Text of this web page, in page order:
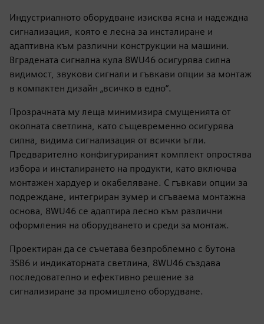
Индустриалното оборудване изисква ясна и надеждна
сигнализация, която е лесна за инсталиране и
адаптивна към различни конструкции на машини.
Вградената сигнална кула 8WU46 осигурява силна
видимост, звукови сигнали и гъвкави опции за монтаж
в компактен дизайн „всичко в едно“.
Прозрачната му леща минимизира смущенията от
околната светлина, като същевременно осигурява
силна, видима сигнализация от всички ъгли.
Предварително конфигурираният комплект опростява
избора и инсталирането на продукти, като включва
монтажен хардуер и окабеляване. С гъвкави опции за
подреждане, интегриран зумер и сгъваема монтажна
основа, 8WU46 се адаптира лесно към различни
оформления на оборудването и среди за монтаж.
Проектиран да се съчетава безпроблемно с бутона
3SB6 и индикаторната светлина, 8WU46 създава
последователно и ефективно решение за
сигнализиране за промишлено оборудване.